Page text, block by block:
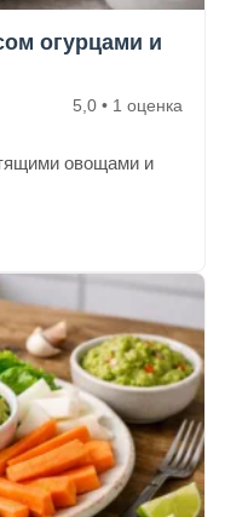
огурцами и
5,0 • 1 оценка
овощами и